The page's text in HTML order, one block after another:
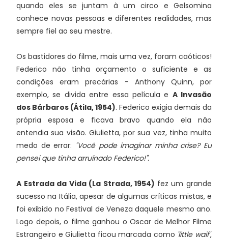
quando eles se juntam à um circo e Gelsomina
conhece novas pessoas e diferentes realidades, mas
sempre fiel ao seu mestre.
Os bastidores do filme, mais uma vez, foram caóticos!
Federico não tinha orçamento o suficiente e as
condições eram precárias - Anthony Quinn, por
exemplo, se divida entre essa película e A Invasão
dos Bárbaros (Átila, 1954). Federico exigia demais da
própria esposa e ficava bravo quando ela não
entendia sua visão. Giulietta, por sua vez, tinha muito
medo de errar: "Você pode imaginar minha crise? Eu
pensei que tinha arruínado Federico!".
A Estrada da Vida (La Strada, 1954) fez um grande
sucesso na Itália, apesar de algumas críticas mistas, e
foi exibido no Festival de Veneza daquele mesmo ano.
Logo depois, o filme ganhou o Oscar de Melhor Filme
Estrangeiro e Giulietta ficou marcada como 'little waif',